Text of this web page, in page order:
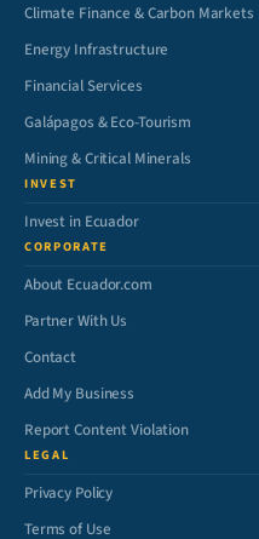
Climate Finance & Carbon Markets
Energy Infrastructure
Financial Services
Galápagos & Eco-Tourism
Mining & Critical Minerals
INVEST
Invest in Ecuador
CORPORATE
About Ecuador.com
Partner With Us
Contact
Add My Business
Report Content Violation
LEGAL
Privacy Policy
Terms of Use